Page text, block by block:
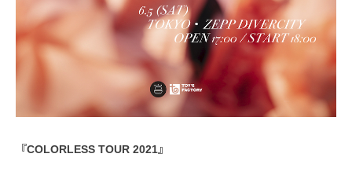
『COLORLESS TOUR 2021』